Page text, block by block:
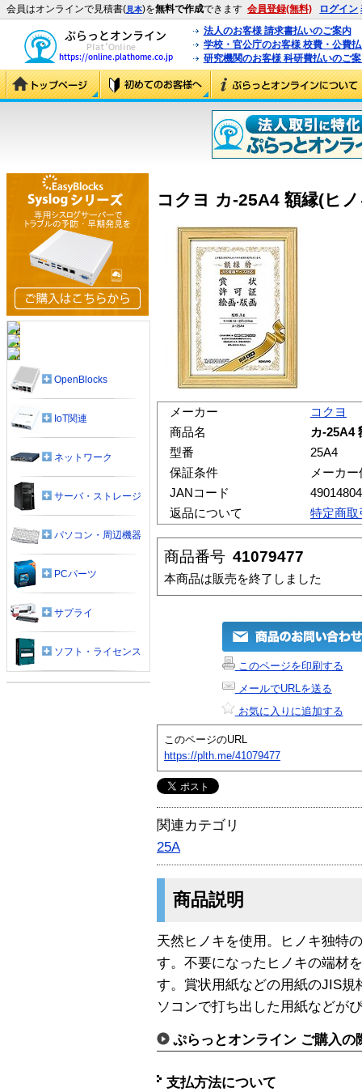
会員はオンラインで見積書(見本)を無料で作成できます 会員登録(無料) ログイン
法人のお客様 請求書払いのご案内
学校・官公庁のお客様 校費・公費
研究機関のお客様 科研費払いのご
コクヨ カ-25A4 額縁(ヒ
メーカー
コクヨ
商品名
カ-25A4
型番
25A4
保証条件
メーカ
JANコード
返品について
特定商取
商品番号 41079477
本商品は販売を終了しました
このページを印刷する
メールでURLを送る
お気に入りに追加する
このページのURL
https://plth.me/41079477
関連カテゴリ
25A
商品説明
天然ヒノキを使用。ヒノキ独特
す。不要になったヒノキの端材
す。賞状用紙などの用紙のJIS規
ソコンで打ち出した用紙などが
ぷらっとオンライン ご購入の
支払方法について
OpenBlocks
IoT関連
ネットワーク
サーバ・ストレージ
パソコン・周辺機器
PCパーツ
サプライ
ソフト・ライセンス